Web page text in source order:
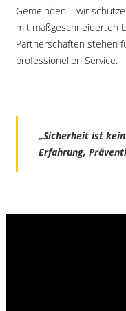
Gemeinden – wir
mit maßgeschneiderten
Partnerschaften stehen
professionellen Service.
„Sicherheit ist
Erfahrung,